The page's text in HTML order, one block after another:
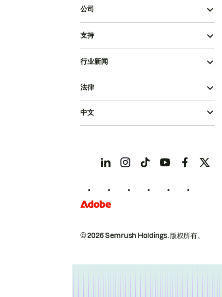
公司
支持
行业新闻
© 2026 Semrush Holdings.版权所有。
法律
中文